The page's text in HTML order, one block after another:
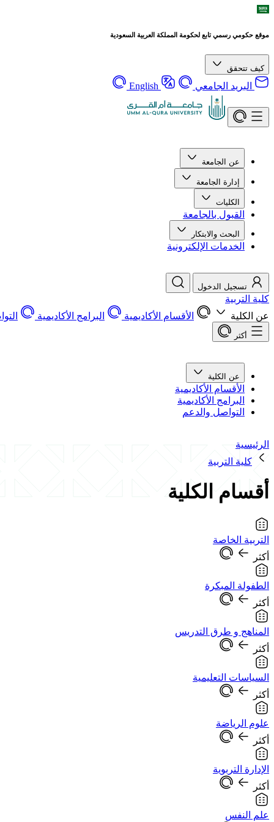
موقع حكومي رسمي تابع لحكومة المملكة العربية السعودية
كيف تتحقق
البريد الجامعي English
عن الجامعة
إدارة الجامعة
الكليات
القبول بالجامعة
البحث والابتكار
الخدمات الإلكترونية
تسجيل الدخول
كلية التربية
عن الكلية
الأقسام الأكاديمية البرامج الأكاديمية
أكثر
عن الكلية
الأقسام الأكاديمية
البرامج الأكاديمية
التواصل والدعم
الرئيسية
كلية التربية
أقسام الكلية
التربية الخاصة
أكثر
الطفولة المبكرة
أكثر
المناهج و طرق التدريس
أكثر
السياسات التعليمية
أكثر
علوم الرياضة
أكثر
الإدارة التربوية
أكثر
علم النفس